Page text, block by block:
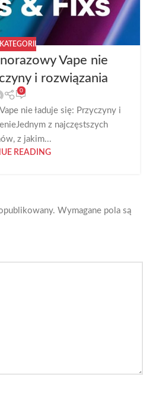
Vape nie
i rozwiązania
0
nie ładuje się: Przyczyny i
z najczęstszych
z jakim...
READING
Wymagane pola są